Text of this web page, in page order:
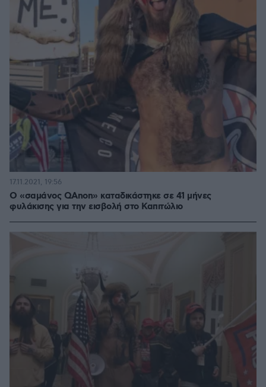
Ο «σαμάνος QAnon» καταδικάστηκε σε 41 μήνες
φυλάκισης για την εισβολή στο Καπιτώλιο
17.11.2021, 19:56